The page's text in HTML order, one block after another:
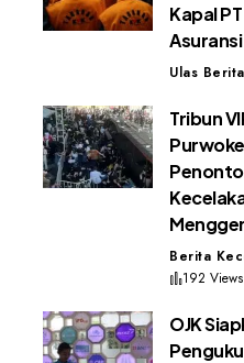
Kapal
Ulas Berita
Tribun
Berita
192 Views
OJK